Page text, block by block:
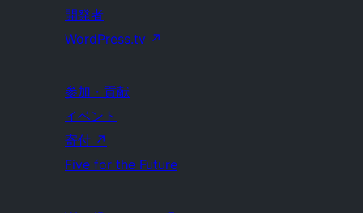
開発者
WordPress.tv ↗
参加・貢献
イベント
寄付 ↗
Five for the Future